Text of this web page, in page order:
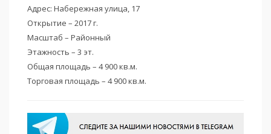
Адрес: Набережная улица, 17
Открытие – 2017 г.
Масштаб – Районный
Этажность – 3 эт.
Общая площадь – 4 900 кв.м.
Торговая площадь – 4 900 кв.м.